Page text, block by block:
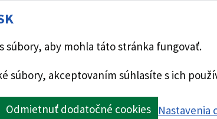
súbory, aby mohla táto stránka fungovať.
súbory, akceptovaním súhlasíte s ich
Odmietnuť dodatočné cookies Nastavenia